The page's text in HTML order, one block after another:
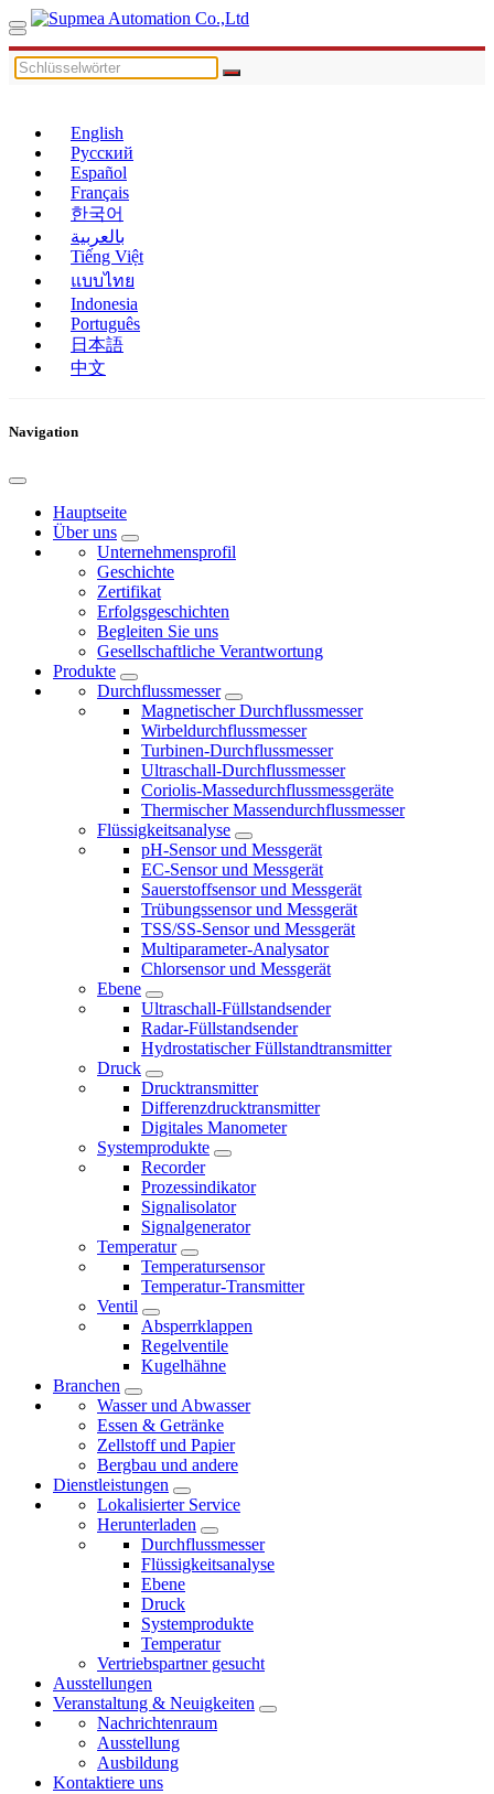
English
Русский
Español
Français
한국어
بالعربية
Tiếng Việt
แบบไทย
Indonesia
Português
日本語
中文
Navigation
Hauptseite
Über uns
Unternehmensprofil
Geschichte
Zertifikat
Erfolgsgeschichten
Begleiten Sie uns
Gesellschaftliche Verantwortung
Produkte
Durchflussmesser
Magnetischer Durchflussmesser
Wirbeldurchflussmesser
Turbinen-Durchflussmesser
Ultraschall-Durchflussmesser
Coriolis-Massedurchflussmessgeräte
Thermischer Massendurchflussmesser
Flüssigkeitsanalyse
pH-Sensor und Messgerät
EC-Sensor und Messgerät
Sauerstoffsensor und Messgerät
Trübungssensor und Messgerät
TSS/SS-Sensor und Messgerät
Multiparameter-Analysator
Chlorsensor und Messgerät
Ebene
Ultraschall-Füllstandsender
Radar-Füllstandsender
Hydrostatischer Füllstandtransmitter
Druck
Drucktransmitter
Differenzdrucktransmitter
Digitales Manometer
Systemprodukte
Recorder
Prozessindikator
Signalisolator
Signalgenerator
Temperatur
Temperatursensor
Temperatur-Transmitter
Ventil
Absperrklappen
Regelventile
Kugelhähne
Branchen
Wasser und Abwasser
Essen & Getränke
Zellstoff und Papier
Bergbau und andere
Dienstleistungen
Lokalisierter Service
Herunterladen
Durchflussmesser
Flüssigkeitsanalyse
Ebene
Druck
Systemprodukte
Temperatur
Vertriebspartner gesucht
Ausstellungen
Veranstaltung & Neuigkeiten
Nachrichtenraum
Ausstellung
Ausbildung
Kontaktiere uns